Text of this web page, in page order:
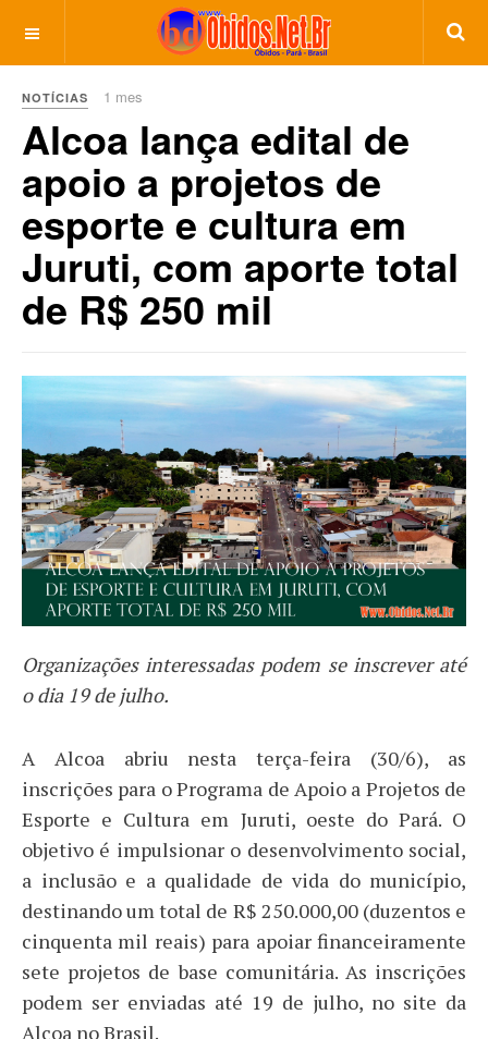
NOTÍCIAS 1 mes
Alcoa lança edital de
apoio a projetos de
esporte e cultura em
Juruti, com aporte total
de R$ 250 mil
Organizações interessadas podem se inscrever até
o dia 19 de julho.
A Alcoa abriu nesta terça-feira (30/6), as
inscrições para o Programa de Apoio a Projetos de
Esporte e Cultura em Juruti, oeste do Pará. O
objetivo é impulsionar o desenvolvimento social,
a inclusão e a qualidade de vida do município,
destinando um total de R$ 250.000,00 (duzentos e
cinquenta mil reais) para apoiar financeiramente
sete projetos de base comunitária. As inscrições
podem ser enviadas até 19 de julho, no site da
Alcoa no Brasil.